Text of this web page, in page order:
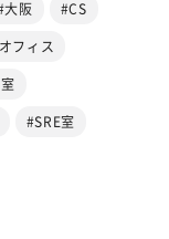
大阪 #CS
フィス
#SRE室